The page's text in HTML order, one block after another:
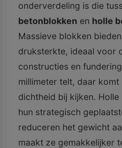
onderverdeling is die
betonblokken en holle
Massieve blokken
druksterkte, ideaal voor
constructies en
millimeter telt, daar komt
dichtheid bij kijken.
hun strategisch
reduceren het gewicht
maakt ze gemakkelijker